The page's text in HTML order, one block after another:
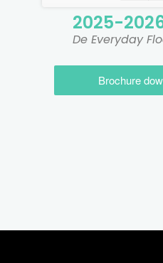
2025-
De Everyday
Brochure